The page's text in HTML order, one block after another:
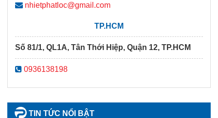
nhietphatloc@gmail.com
TP.HCM
Số 81/1, QL1A, Tân Thới Hiệp, Quận 12, TP.HCM
0936138198
TIN TỨC NỔI BẬT